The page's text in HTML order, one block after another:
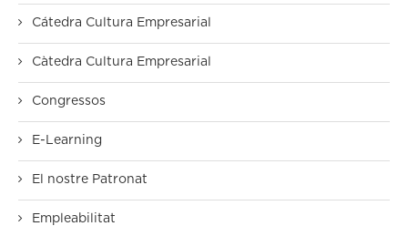
Cátedra Cultura Empresarial
Càtedra Cultura Empresarial
Congressos
E-Learning
El nostre Patronat
Empleabilitat